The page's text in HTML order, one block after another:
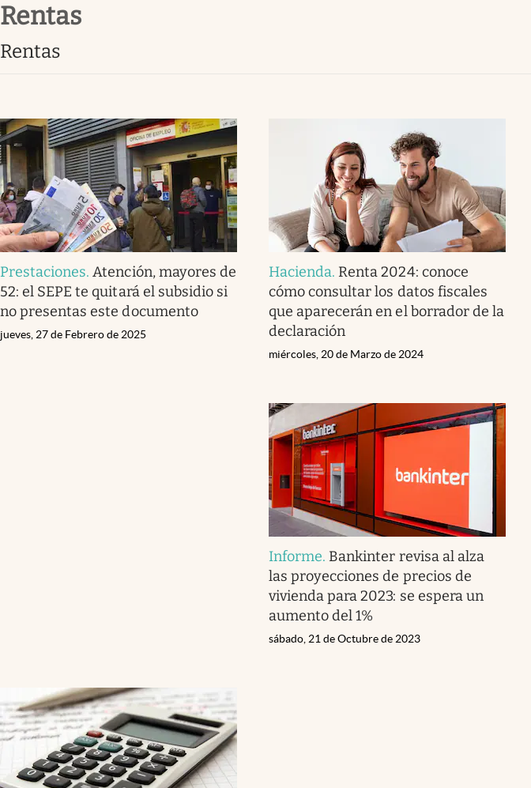
Rentas
Rentas
Prestaciones.Atención, mayores de
52: el SEPE te quitará el subsidio si
no presentas este documento
jueves, 27 de Febrero de 2025
Hacienda. Renta 2024: conoce
cómo consultar los datos fiscales
que aparecerán en el borrador de la
declaración
miércoles, 20 de Marzo de 2024
Informe. Bankinter revisa al alza
las proyecciones de precios de
vivienda para 2023: se espera un
aumento del 1%
sábado, 21 de Octubre de 2023